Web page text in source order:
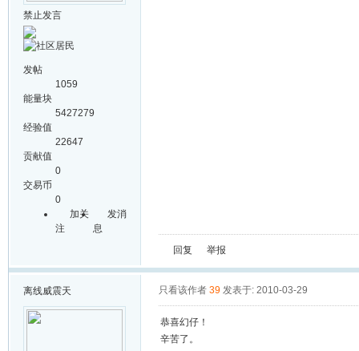
禁止发言
发帖
1059
能量块
5427279
经验值
22647
贡献值
0
交易币
0
加关
注
发消
息
回复 举报
离线威震天 只看该作者 39 发表于: 2010-03-29
恭喜幻仔！
辛苦了。